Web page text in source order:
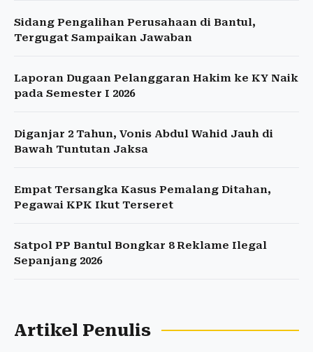
Sidang Pengalihan Perusahaan di Bantul,
Tergugat Sampaikan Jawaban
Laporan Dugaan Pelanggaran Hakim ke KY Naik
pada Semester I 2026
Diganjar 2 Tahun, Vonis Abdul Wahid Jauh di
Bawah Tuntutan Jaksa
Empat Tersangka Kasus Pemalang Ditahan,
Pegawai KPK Ikut Terseret
Satpol PP Bantul Bongkar 8 Reklame Ilegal
Sepanjang 2026
Artikel Penulis